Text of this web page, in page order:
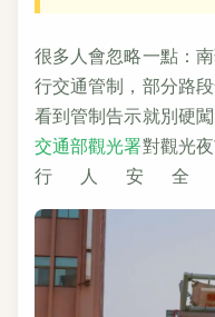
很多人會忽略一點：
行交通管制，部分路
看到管制告示就別硬
交通部觀光署對觀光
行人安全